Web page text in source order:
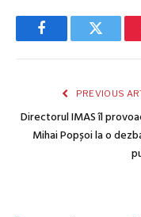
FacebookTwitter
PREVIOUS
Directorul IMAS îl
Mihai Popșoi la o